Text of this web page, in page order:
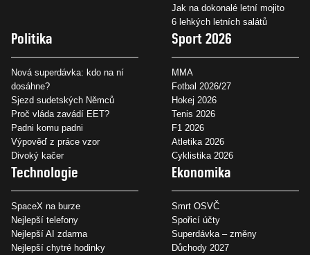
Jak na dokonalé letní mojito
6 lehkých letních salátů
Politika
Nová superdávka: kdo na ní
dosáhne?
Sjezd sudetských Němců
Proč vláda zavádí EET?
Padni komu padni
Výpověď z práce vzor
Divoký kačer
Sport 2026
MMA
Fotbal 2026/27
Hokej 2026
Tenis 2026
F1 2026
Atletika 2026
Cyklistika 2026
Technologie
SpaceX na burze
Nejlepší telefony
Nejlepší AI zdarma
Nejlepší chytré hodinky
Ekonomika
Smrt OSVČ
Spořicí účty
Superdávka – změny
Důchody 2027